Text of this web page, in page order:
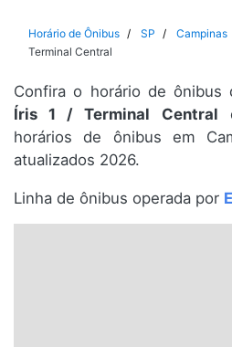
Espírito Santo
Paraná
Santa Catarina
Horário de Ônibus SP Campinas
Terminal Central
Confira o horário de ônibus
Íris 1 / Terminal Central
horários de ônibus em
atualizados 2026.
Linha de ônibus operada por